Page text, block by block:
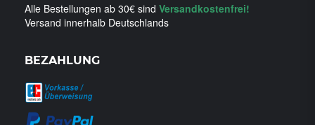
Alle Bestellungen ab 30€ sind Versandkostenfrei!
Versand innerhalb Deutschlands
BEZAHLUNG